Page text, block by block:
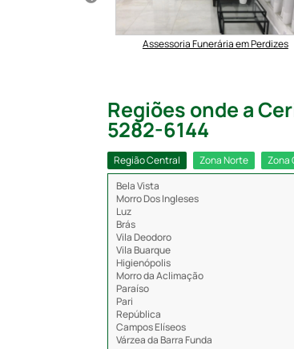
Assessoria Funerária em Perdizes
Regiões onde a
5282-6144
Região Central Zona Norte Zona
Bela Vista
Morro Dos Ingleses
Luz
Brás
Vila Deodoro
Vila Buarque
Higienópolis
Morro da Aclimação
Paraíso
Pari
República
Campos Elíseos
Várzea da Barra Funda